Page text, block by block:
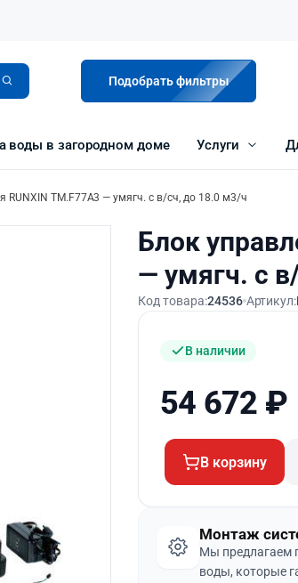
Подобрать фильтры
воды в загородном доме Услуги
RUNXIN ТМ.F77A3 — умягч. с в/сч, до 18.0 м3/ч
Блок
— умягч. с
Код товара:24536 Артикул:
В наличии
54 672 ₽
В корзину
Монтаж
Мы предлагаем
воды, которые